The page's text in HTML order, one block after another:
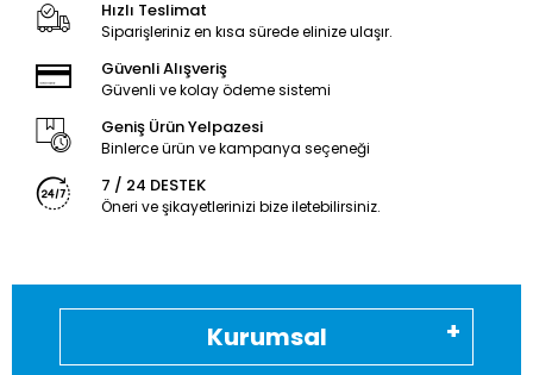
Hızlı Teslimat
Siparişleriniz en kısa sürede elinize ulaşır.
Güvenli Alışveriş
Güvenli ve kolay ödeme sistemi
Geniş Ürün Yelpazesi
Binlerce ürün ve kampanya seçeneği
7 / 24 DESTEK
Öneri ve şikayetlerinizi bize iletebilirsiniz.
Kurumsal